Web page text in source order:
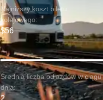
Najniższy koszt biletu
kolejowego:
$56
Średnia liczba odjazdów w ciągu
dnia:
2